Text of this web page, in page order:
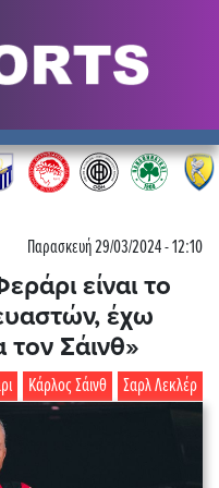
Παρασκευή 29/03/2024 - 12:10
είναι το
έχω
τον Σάινθ»
Σαρλ Λεκλέρ
Κάρλος Σάινθ